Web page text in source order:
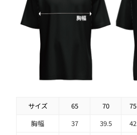
サイズ
65 70 75
胸幅
37 39.5 42